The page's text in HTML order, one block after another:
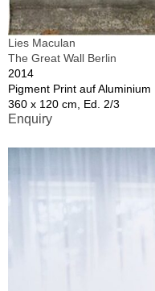
Lies Maculan
The Great Wall Berlin
2014
Pigment Print auf Aluminium
360 x 120 cm, Ed. 2/3
Enquiry